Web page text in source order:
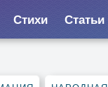
Стихи Статьи